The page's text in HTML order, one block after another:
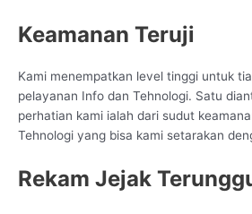
Keamanan Teruji
Kami menempatkan level tinggi untuk
pelayanan Info dan Tehnologi. Satu
perhatian kami ialah dari sudut
Tehnologi yang bisa kami setarakan
Rekam Jejak